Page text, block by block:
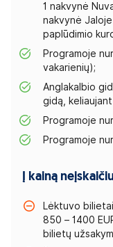
1 nakvynė
nakvynė
paplūdimio
Programoje
vakarienių);
Anglakalbio
gidą,
Programoje
Programoje
Į kainą
Lėktuvo
850 – 1400
bilietų